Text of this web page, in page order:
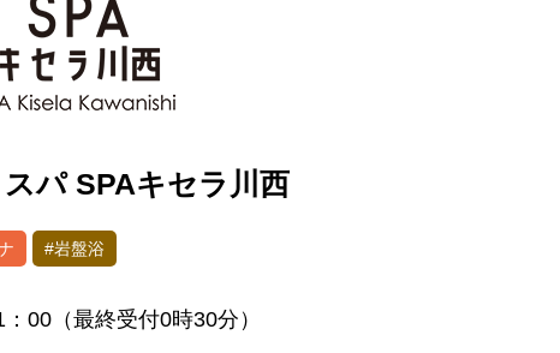
スパ SPAキセラ川西
#岩盤浴
00（最終受付0時30分）